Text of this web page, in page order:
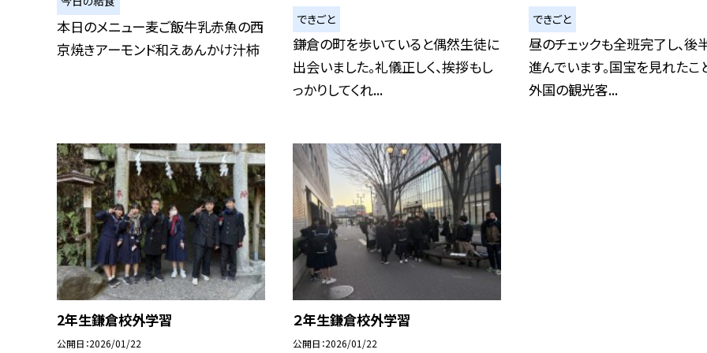
本日のメニュー麦ご飯牛乳赤魚の西
京焼きアーモンド和えあんかけ汁柿
できごと
鎌倉の町を歩いていると偶然生徒に
出会いました。礼儀正しく、挨拶もし
っかりしてくれ...
できごと
昼のチェックも全班完了し、後
進んでいます。国宝を見れたこ
外国の観光客...
2年生鎌倉校外学習
公開日 2026/01/22
２年生鎌倉校外学習
公開日 2026/01/22